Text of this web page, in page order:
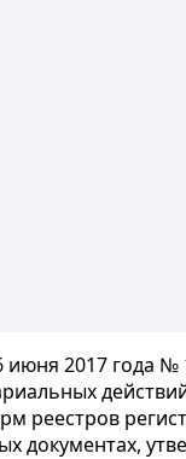
июня 2017 года №
реестров
документах,